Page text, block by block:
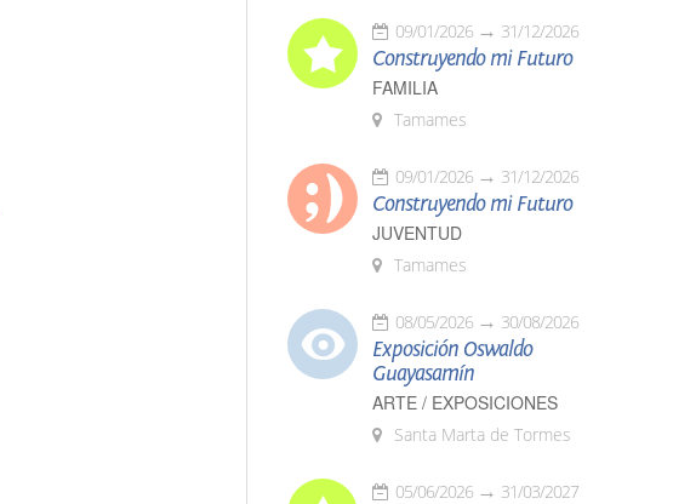
09/01/2026 31/12/2026
Construyendo mi Futuro
FAMILIA
Tamames
09/01/2026 31/12/2026
Construyendo mi Futuro
JUVENTUD
Tamames
08/05/2026 30/08/2026
Exposición Oswaldo
Guayasamín
ARTE / EXPOSICIONES
Santa Marta de Tormes
05/06/2026 31/03/2027